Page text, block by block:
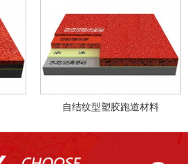
自结纹型塑胶跑道材料